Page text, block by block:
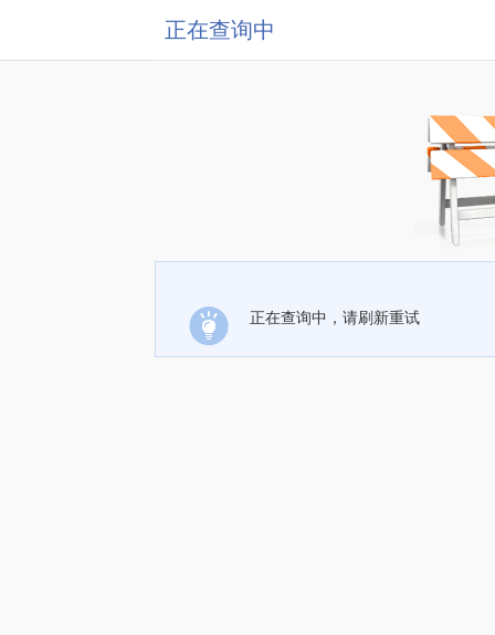
正在查询中
正在查询中，请刷新重试